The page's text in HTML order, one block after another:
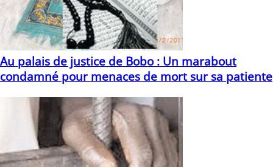
Au palais de justice de Bobo : Un marabout
condamné pour menaces de mort sur sa patiente